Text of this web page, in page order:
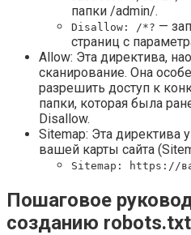
папки /admin/.
Disallow: /*? —
страниц с
Allow: Эта директива,
сканирование. Она
разрешить доступ к
папки, которая была
Disallow.
Sitemap: Эта директива
вашей карты сайта
Sitemap: https://
Пошаговое
созданию robots.txt